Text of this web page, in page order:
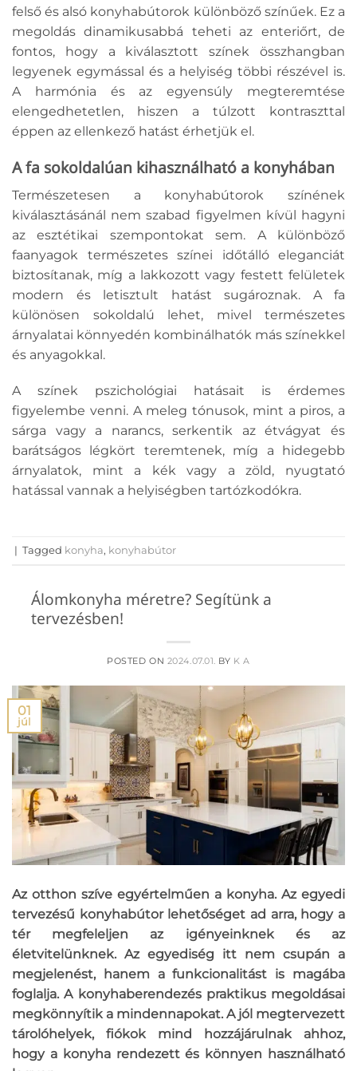
felső és alsó konyhabútorok különböző színűek. Ez a
megoldás dinamikusabbá teheti az enteriőrt, de
fontos, hogy a kiválasztott színek összhangban
legyenek egymással és a helyiség többi részével is.
A harmónia és az egyensúly megteremtése
elengedhetetlen, hiszen a túlzott kontraszttal
éppen az ellenkező hatást érhetjük el.
A fa sokoldalúan kihasználható a konyhában
Természetesen a konyhabútorok színének
kiválasztásánál nem szabad figyelmen kívül hagyni
az esztétikai szempontokat sem. A különböző
faanyagok természetes színei időtálló eleganciát
biztosítanak, míg a lakkozott vagy festett felületek
modern és letisztult hatást sugároznak. A fa
különösen sokoldalú lehet, mivel természetes
árnyalatai könnyedén kombinálhatók más színekkel
és anyagokkal.
A színek pszichológiai hatásait is érdemes
figyelembe venni. A meleg tónusok, mint a piros, a
sárga vagy a narancs, serkentik az étvágyat és
barátságos légkört teremtenek, míg a hidegebb
árnyalatok, mint a kék vagy a zöld, nyugtató
hatással vannak a helyiségben tartózkodókra.
| Tagged konyha, konyhabútor
Álomkonyha méretre? Segítünk a
tervezésben!
POSTED ON 2024.07.01. BY K A
01
júl
Az otthon szíve egyértelműen a konyha. Az egyedi
tervezésű konyhabútor lehetőséget ad arra, hogy a
tér megfeleljen az igényeinknek és az
életvitelünknek. Az egyediség itt nem csupán a
megjelenést, hanem a funkcionalitást is magába
foglalja. A konyhaberendezés praktikus megoldásai
megkönnyítik a mindennapokat. A jól megtervezett
tárolóhelyek, fiókok mind hozzájárulnak ahhoz,
hogy a konyha rendezett és könnyen használható